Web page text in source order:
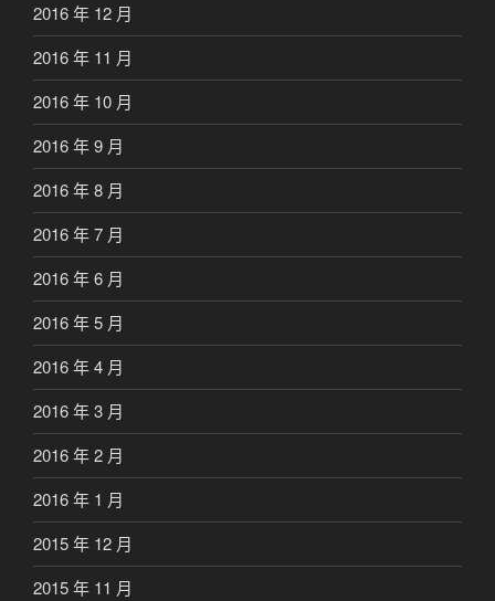
2016 年 12 月
2016 年 11 月
2016 年 10 月
2016 年 9 月
2016 年 8 月
2016 年 7 月
2016 年 6 月
2016 年 5 月
2016 年 4 月
2016 年 3 月
2016 年 2 月
2016 年 1 月
2015 年 12 月
2015 年 11 月